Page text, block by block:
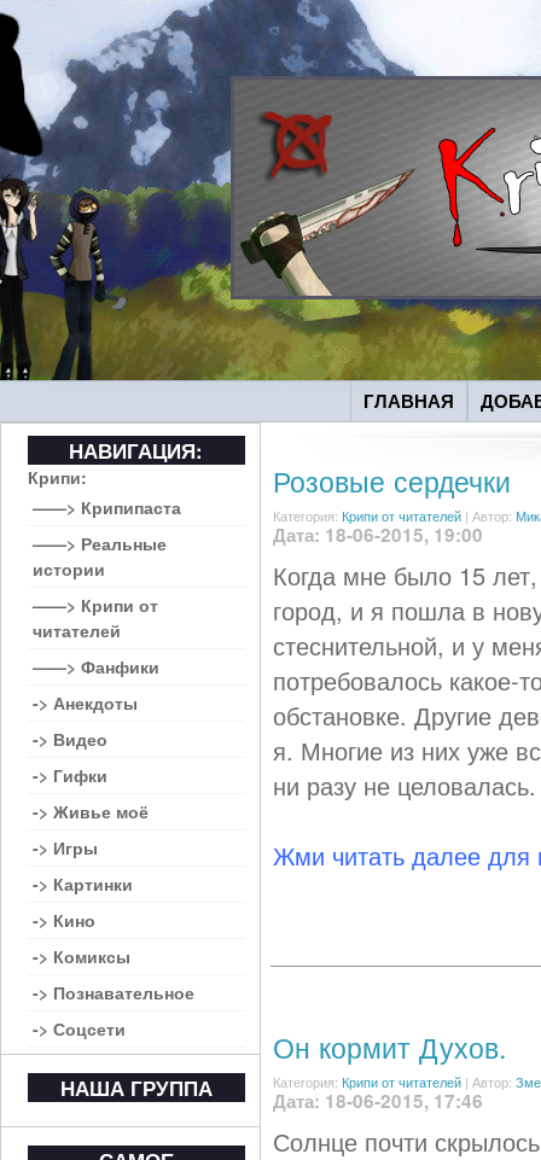
ГЛАВНАЯ
Розовые сердечки
Категория: Крипи от читателей | Автор:
Дата: 18-06-2015, 19:00
Когда мне было 15
город, и я пошла в
стеснительной, и у
потребовалось какое-
обстановке. Другие
я. Многие из них уже
ни разу не целовалась.
Жми читать далее для
Он кормит Духов.
Категория: Крипи от читателей | Автор:
Дата: 18-06-2015, 17:46
Солнце почти
НАВИГАЦИЯ:
Крипи:
——> Крипипаста
——> Реальные
истории
——> Крипи от
читателей
——> Фанфики
-> Анекдоты
-> Видео
-> Гифки
-> Живье моё
-> Игры
-> Картинки
-> Кино
-> Комиксы
-> Познавательное
-> Соцсети
НАША ГРУППА